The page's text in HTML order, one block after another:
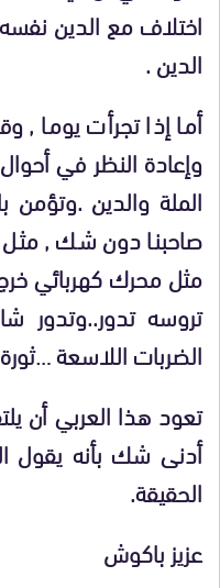
اختلاف مع الدين نفسه
الدين .
أما إذا تجرأت يوما
وإعادة النظر في
الملة والدين
صاحبنا دون شك , مثل
مثل محرك كهربائي
تروسه تدور..وتدور
الضربات اللاسعة
تعود هذا العربي أن
أدنى شك بأنه يقول
الحقيقة.
عزيز باكوش